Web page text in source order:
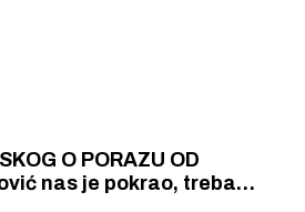
O PORAZU OD
nas je pokrao, treba